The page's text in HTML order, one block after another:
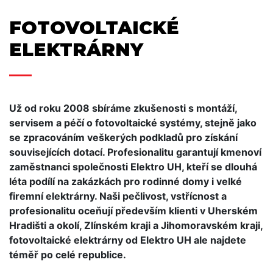
FOTOVOLTAICKÉ
ELEKTRÁRNY
Už od roku 2008 sbíráme zkušenosti s montáží,
servisem a péčí o fotovoltaické systémy, stejně jako
se zpracováním veškerých podkladů pro získání
souvisejících dotací. Profesionalitu garantují kmenoví
zaměstnanci společnosti Elektro UH, kteří se dlouhá
léta podílí na zakázkách pro rodinné domy i velké
firemní elektrárny. Naši pečlivost, vstřícnost a
profesionalitu oceňují především klienti v Uherském
Hradišti a okolí, Zlínském kraji a Jihomoravském kraji,
fotovoltaické elektrárny od Elektro UH ale najdete
téměř po celé republice.